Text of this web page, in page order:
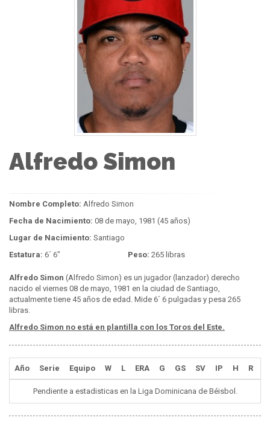
Alfredo Simon
Nombre Completo: Alfredo Simon
Fecha de Nacimiento: 08 de mayo, 1981 (45 años)
Lugar de Nacimiento: Santiago
Estatura: 6´ 6" Peso: 265 libras
Alfredo Simon (Alfredo Simon) es un jugador (lanzador) derecho
nacido el viernes 08 de mayo, 1981 en la ciudad de Santiago,
actualmente tiene 45 años de edad. Mide 6´ 6 pulgadas y pesa 265
libras.
Alfredo Simon no está en plantilla con los Toros del Este.
Año Serie Equipo W L ERA G GS SV IP H R
Pendiente a estadisticas en la Liga Dominicana de Béisbol.